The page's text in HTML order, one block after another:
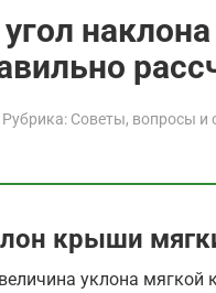
наклона
Рубрика: Советы, вопросы и
крыши
уклона мягкой